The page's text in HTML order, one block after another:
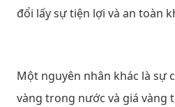
đổi lấy sự tiện lợi và an toàn
Một nguyên nhân khác là sự
vàng trong nước và giá vàng